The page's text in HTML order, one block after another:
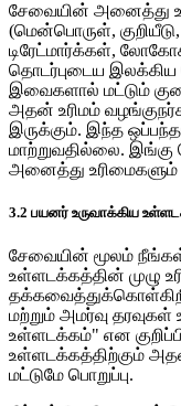
சேவையின் அனைத்து
(மென்பொருள்,
டிரேட்மார்க்கள்,
தொடர்புடைய
இவைகளால் மட்டும்
அதன் உரிமம்
இருக்கும். இந்த
மாற்றுவதில்லை.
அனைத்து உரிமைகளும்
3.2 பயனர் உருவாக்கிய
சேவையின் மூலம்
உள்ளடக்கத்தின் முழு
மற்றும் அமர்வு
உள்ளடக்கம்" என
உள்ளடக்கத்திற்கும்
மட்டுமே பொறுப்பு.